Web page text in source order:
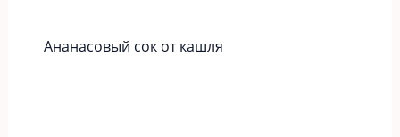
Ананасовый сок от кашля